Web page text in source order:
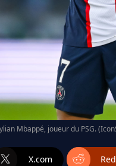
Mbappé, joueur du PSG.
X.com